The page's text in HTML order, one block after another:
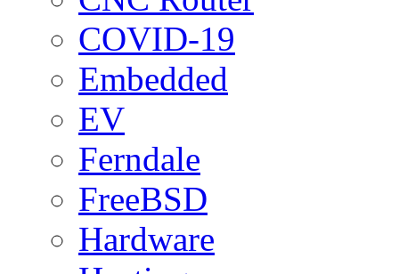
COVID-19
Embedded
EV
Ferndale
FreeBSD
Hardware